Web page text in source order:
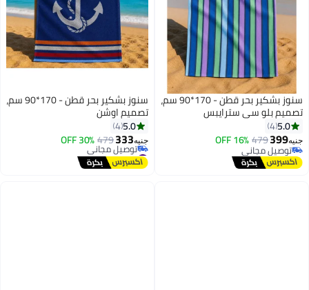
8
سنوز بشكير بحر قطن - 170*90 سم،
تصميم بلو سي سترايبس
5.0
4
جنيه399
479
16% OFF
توصيل مجاني
توصيل مجاني
8
سنوز بشكير بحر قطن - 170*90 سم،
تصميم اوشن
5.0
4
جنيه333
479
30% OFF
#6 في مناشف الشاطئ
أقل سعر في 7 يوم
توصيل مجاني